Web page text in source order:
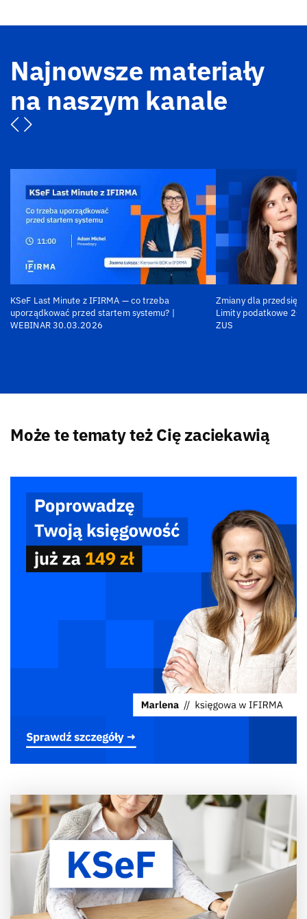
Najnowsze materiały
na naszym kanale
KSeF Last Minute z IFIRMA — co trzeba
uporządkować przed startem systemu? |
WEBINAR 30.03.2026
Zmiany dla
Limity podatkowe
ZUS
Może te tematy też Cię zaciekawią